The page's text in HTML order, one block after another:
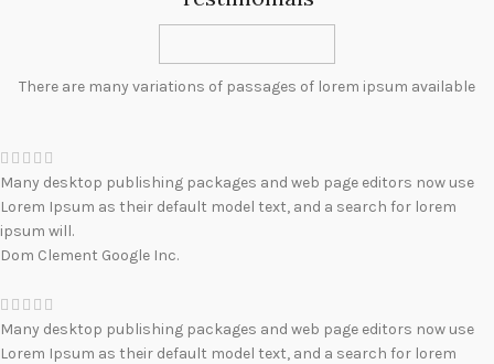
There are many variations of passages of lorem ipsum available
Many desktop publishing packages and web page editors now use
Lorem Ipsum as their default model text, and a search for lorem
ipsum will.
Dom Clement Google Inc.
Many desktop publishing packages and web page editors now use
Lorem Ipsum as their default model text, and a search for lorem